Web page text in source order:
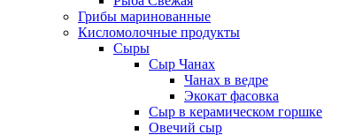
Грибы маринованные
Кисломолочные продукты
Сыры
Сыр Чанах
Чанах в ведре
Экокат фасовка
Сыр в керамическом горшке
Овечий сыр